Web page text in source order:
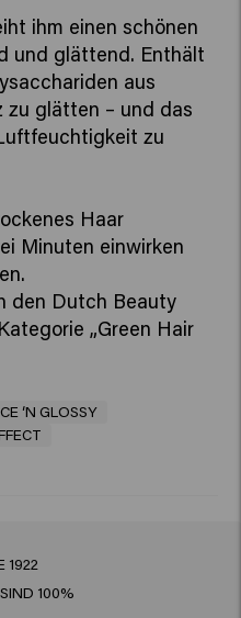
ihm einen schönen
und glättend. Enthält
aus
zu glätten – und das
zu
Haar
Minuten einwirken
den Dutch Beauty
„Green Hair
‘N GLOSSY
1922
100%